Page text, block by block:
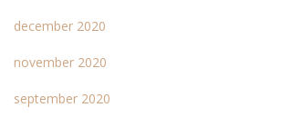
december 2020
november 2020
september 2020